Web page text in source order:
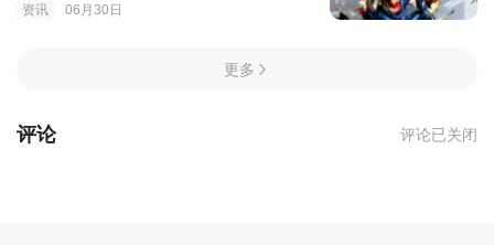
资讯 06月30日
更多
评论 评论已关闭